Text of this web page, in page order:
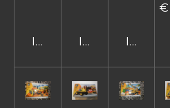
In winkelwagenIn winkelwagen
In
€